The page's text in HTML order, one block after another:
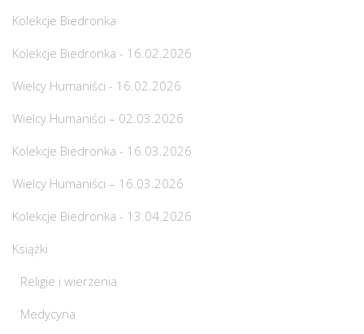
Kolekcje Biedronka
Kolekcje Biedronka - 16.02.2026
Wielcy Humaniści - 16.02.2026
Wielcy Humaniści – 02.03.2026
Kolekcje Biedronka - 16.03.2026
Wielcy Humaniści – 16.03.2026
Kolekcje Biedronka - 13.04.2026
Książki
Religie i wierzenia
Medycyna